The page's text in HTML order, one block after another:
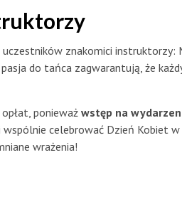
znakomici instruktorzy:
do tańca zagwarantują, że
ponieważwstęp na
celebrować Dzień Kobiet
wrażenia!